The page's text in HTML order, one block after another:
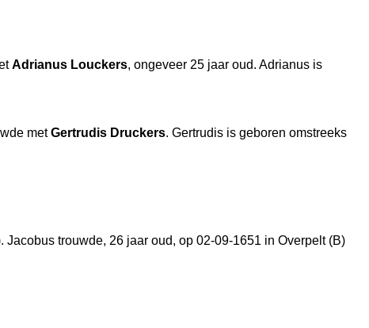
Adrianus Louckers, ongeveer 25 jaar oud. Adrianus is
metGertrudis Druckers. Gertrudis is geboren omstreeks
. Jacobus trouwde, 26 jaar oud, op 02-09-1651 in Overpelt (B)